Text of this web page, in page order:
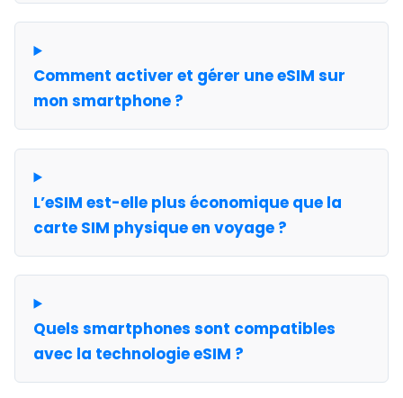
Comment activer et gérer une eSIM sur
mon smartphone ?
L’eSIM est-elle plus économique que la
carte SIM physique en voyage ?
Quels smartphones sont compatibles
avec la technologie eSIM ?